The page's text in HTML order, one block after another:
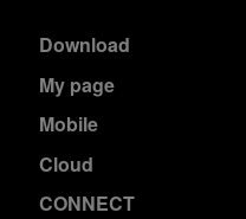
Download
My page
Mobile
Cloud
CONNECT